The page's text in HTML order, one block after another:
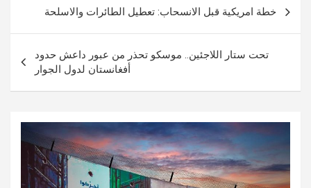
المقالات
خطة امريكية قبل الانسحاب: تعطيل الطائرات والاسلحة
تحت ستار اللاجئين.. موسكو تحذر من عبور داعش حدود
أفغانستان لدول الجوار